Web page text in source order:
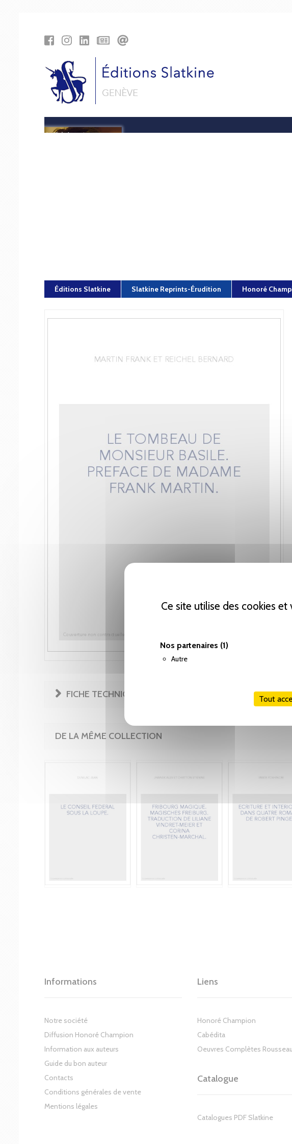
Ce site utilise des cookies
Nos partenaires (1)
Autre
Tout
Éditions Slatkine Slatkine Reprints-Érudition Honoré
FICHE TECHNIQUE
DE LA MÊME COLLECTION
Informations
Notre société
Diffusion Honoré Champion
Information aux auteurs
Guide du bon auteur
Contacts
Conditions générales de vente
Mentions légales
Liens
Honoré Champion
Cabédita
Oeuvres Complètes Rousseau
Catalogue
Catalogues PDF Slatkine